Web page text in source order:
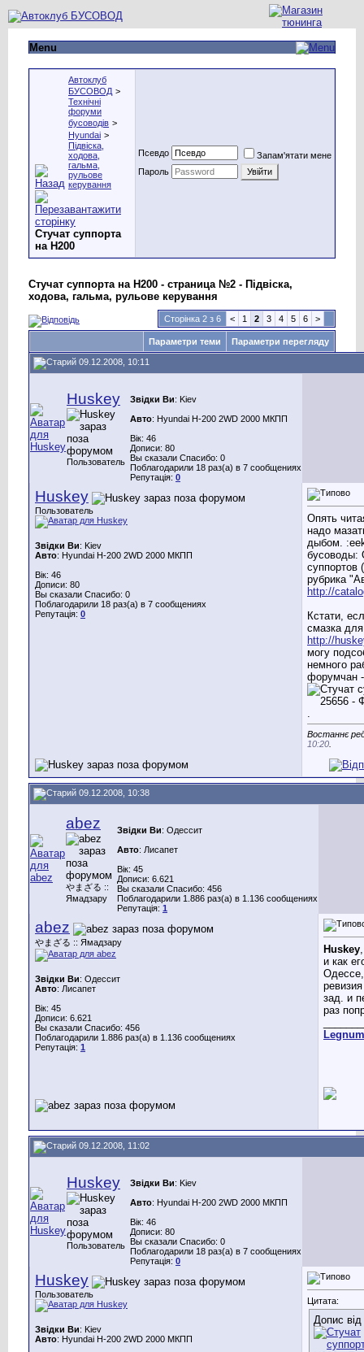
Menu
Автоклуб
БУСОВОД >
Технічні
форуми
бусоводів >
Hyundai >
Підвіска,
ходова,
гальма,
рульове
керування
Стучат суппорта
на H200
Псевдо
Запам'ятати мене
Пароль
Стучат суппорта на H200 - страница №2 - Підвіска,
ходова, гальма, рульове керування
Сторінка 2 з 6 < 1 2 3 4 5 6 >
Параметри теми Параметри перегляду
09.12.2008, 10:11
Huskey
Пользователь
Звідки Ви: Kiev
Авто: Hyundai H-200 2WD 2000 МКПП
Вік: 46
Дописи: 80
Вы сказали Спасибо: 0
Поблагодарили 18 раз(а) в 7 сообщениях
Репутація: 0
Huskey
Пользователь
Звідки Ви: Kiev
Авто: Hyundai H-200 2WD 2000 МКПП
Вік: 46
Дописи: 80
Вы сказали Спасибо: 0
Поблагодарили 18 раз(а) в 7 сообщениях
Репутація: 0
Опять
надо
дыбом.
бусоводы:
суппортов
рубрика
http://
Кстати,
смазка
http://
могу
немного
форумчан
Востаннє
10:20
09.12.2008, 10:38
abez
やまざる ::
Ямадзару
Звідки Ви: Одессит
Авто: Лисапет
Вік: 45
Дописи: 6.621
Вы сказали Спасибо: 456
Поблагодарили 1.886 раз(а) в 1.136 сообщениях
Репутація: 1
abez
やまざる :: Ямадзару
Звідки Ви: Одессит
Авто: Лисапет
Вік: 45
Дописи: 6.621
Вы сказали Спасибо: 456
Поблагодарили 1.886 раз(а) в 1.136 сообщениях
Репутація: 1
Huskey
и как
зад. и
раз
Legnum
09.12.2008, 11:02
Huskey
Пользователь
Звідки Ви: Kiev
Авто: Hyundai H-200 2WD 2000 МКПП
Вік: 46
Дописи: 80
Вы сказали Спасибо: 0
Поблагодарили 18 раз(а) в 7 сообщениях
Репутація: 0
Huskey
Пользователь
Звідки Ви: Kiev
Авто: Hyundai H-200 2WD 2000 МКПП
Цитата:
Допис від